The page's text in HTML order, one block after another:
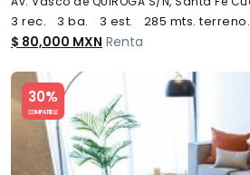
3 rec. 3 ba. 3 est. 285 mts. terreno.
$ 80,000 MXN Renta
30%
COMPATIBLE
Slide 1 of 5